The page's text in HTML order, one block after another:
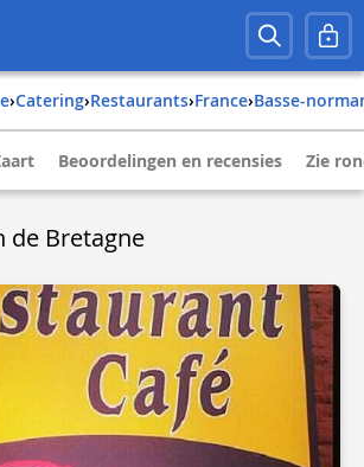
› Catering› Restaurants› france› basse-
Beoordelingen en recensies Zie
de Bretagne